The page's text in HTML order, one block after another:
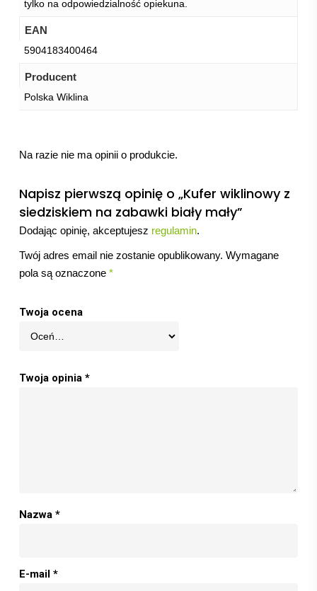
tylko na odpowiedzialność opiekuna.
EAN
5904183400464
Producent
Polska Wiklina
Na razie nie ma opinii o produkcie.
Napisz pierwszą opinię o „Kufer wiklinowy z
siedziskiem na zabawki biały mały”
Dodając opinię, akceptujesz regulamin.
Twój adres email nie zostanie opublikowany. Wymagane
pola są oznaczone *
Twoja ocena
Twoja opinia *
Nazwa *
E-mail *